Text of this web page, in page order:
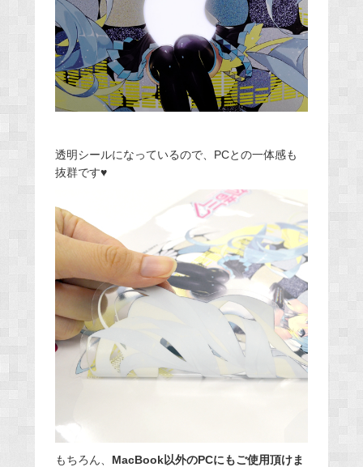
透明シールになっているので、PCとの一体感も
抜群です♥
もちろん、 MacBook以外のPCにもご使用頂けま